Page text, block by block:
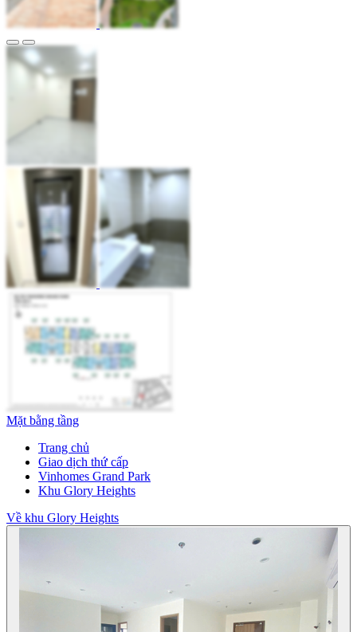
Mặt bằng tầng
Trang chủ
Giao dịch thứ cấp
Vinhomes Grand Park
Khu Glory Heights
Về khu Glory Heights